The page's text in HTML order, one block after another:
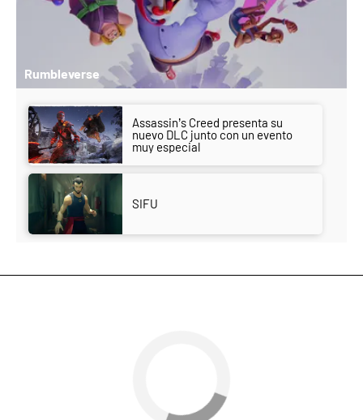
Rumbleverse
Assassin’s Creed presenta su
nuevo DLC junto con un evento
muy especial
SIFU